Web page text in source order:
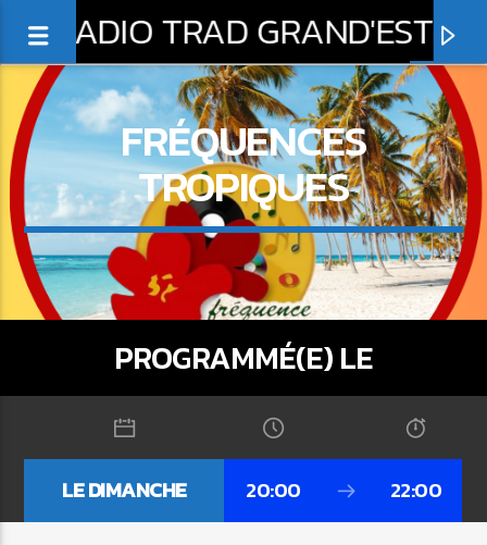
RADIO TRAD GRAND'EST
0:00
EMISSION CROISIÈRE BLEUE CELTIQUE
FRÉQUENCES
TROPIQUES
PROGRAMMÉ(E) LE
LE DIMANCHE 20:00 22:00